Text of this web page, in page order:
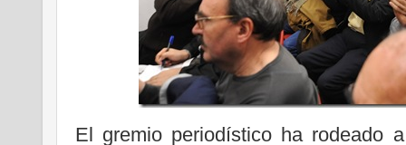
El gremio periodístico ha rodeado